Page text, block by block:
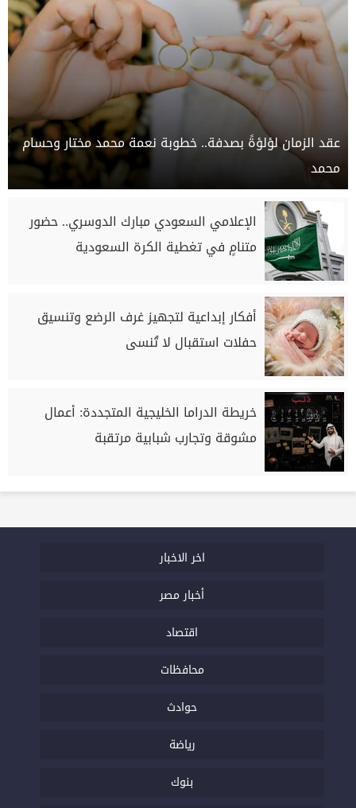
عقد الزمان لؤلؤةً بصدفة.. خطوبة نعمة محمد مختار وحسام
محمد
الإعلامي السعودي مبارك الدوسري.. حضور
متنامٍ في تغطية الكرة السعودية
أفكار إبداعية لتجهيز غرف الرضع وتنسيق
حفلات استقبال لا تُنسى
خريطة الدراما الخليجية المتجددة: أعمال
مشوقة وتجارب شبابية مرتقبة
اخر الاخبار
أخبار مصر
اقتصاد
محافظات
حوادث
رياضة
بنوك